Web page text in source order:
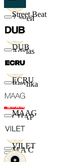
7 дней
Adidas
Bershka
СПАР
M A C
Street Beat
DUB
ECRU
MAAG
VILET